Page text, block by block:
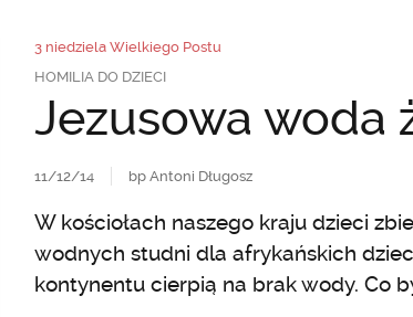
3 niedziela Wielkiego Postu
HOMILIA DO DZIECI
Jezusowa woda
11/12/14 bp Antoni Długosz
W kościołach naszego kraju dzieci
wodnych studni dla afrykańskich
kontynentu cierpią na brak wody. Co